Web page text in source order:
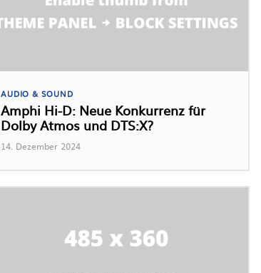
AUDIO & SOUND
Amphi Hi-D: Neue Konkurrenz für
Dolby Atmos und DTS:X?
14. Dezember 2024